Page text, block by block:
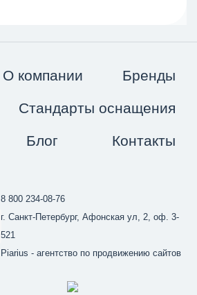
О компании Бренды
Стандарты оснащения
Блог Контакты
8 800 234-08-76
г. Санкт-Петербург, Афонская ул, 2, оф. 3-
521
Piarius - агентство по продвижению сайтов